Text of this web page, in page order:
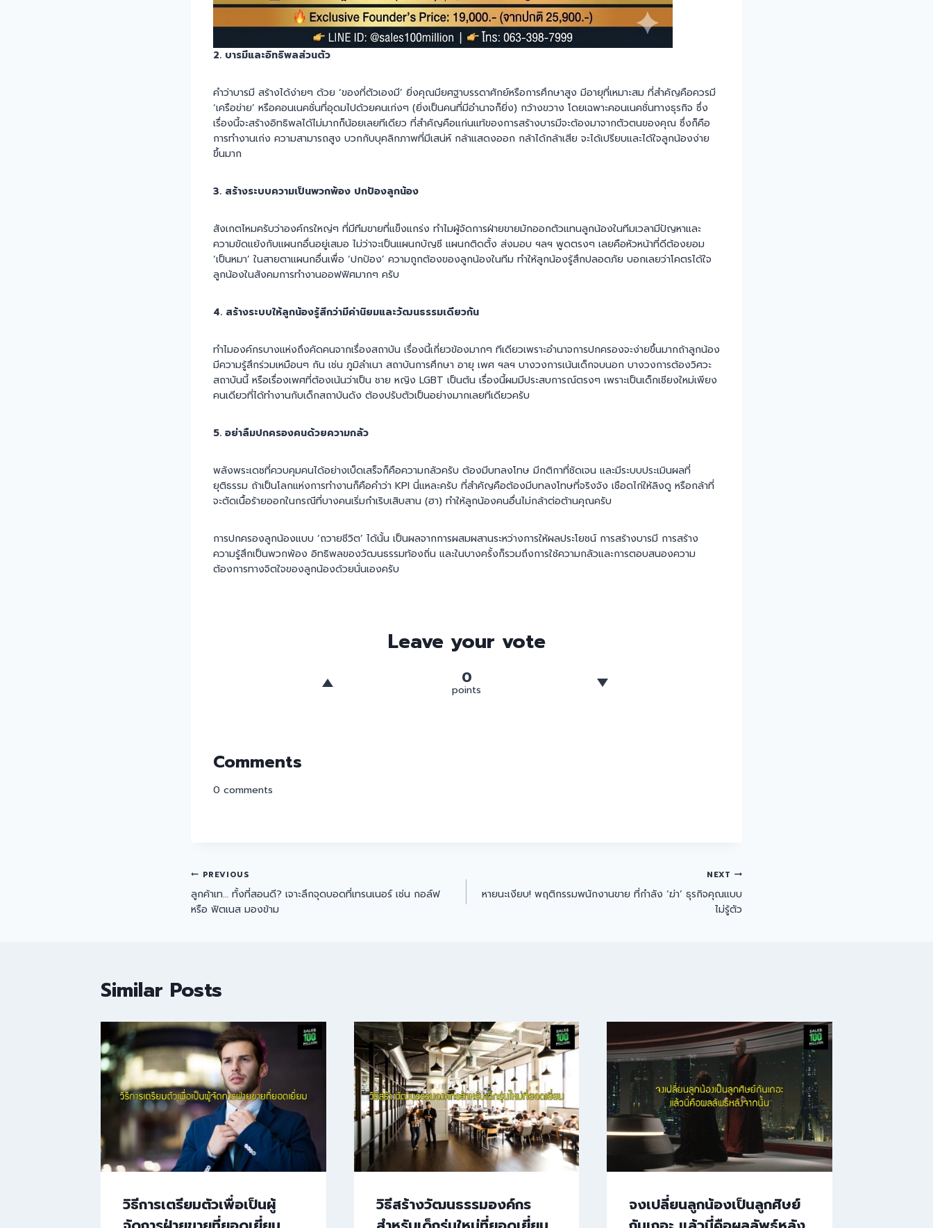
2. บารมีและอิทธิพลส่วนตัว
คำว่าบารมี สร้างได้ง่ายๆ ด้วย ‘ของที่ตัวเองมี’ ยิ่งคุณมียศฐาบรรดาศักย์หรือการศึกษาสูง มีอายุที่เหมาะสม ที่สำคัญคือควรมี
‘เครือข่าย’ หรือคอนเนคชั่นที่อุดมไปด้วยคนเก่งๆ (ยิ่งเป็นคนที่มีอำนาจก็ยิ่ง) กว้างขวาง โดยเฉพาะคอนเนคชั่นทางธุรกิจ ซึ่ง
เรื่องนี้จะสร้างอิทธิพลได้ไม่มากก็น้อยเลยทีเดียว ที่สำคัญคือแก่นแท้ของการสร้างบารมีจะต้องมาจากตัวตนของคุณ ซึ่งก็คือ
การทำงานเก่ง ความสามารถสูง บวกกับบุคลิกภาพที่มีเสน่ห์ กล้าแสดงออก กล้าได้กล้าเสีย จะได้เปรียบและได้ใจลูกน้องง่าย
ขึ้นมาก
3. สร้างระบบความเป็นพวกพ้อง ปกป้องลูกน้อง
สังเกตไหมครับว่าองค์กรใหญ่ๆ ที่มีทีมขายที่แข็งแกร่ง ทำไมผู้จัดการฝ่ายขายมักออกตัวแทนลูกน้องในทีมเวลามีปัญหาและ
ความขัดแย้งกับแผนกอื่นอยู่เสมอ ไม่ว่าจะเป็นแผนกบัญชี แผนกติดตั้ง ส่งมอบ ฯลฯ พูดตรงๆ เลยคือหัวหน้าที่ดีต้องยอม
‘เป็นหมา’ ในสายตาแผนกอื่นเพื่อ ‘ปกป้อง’ ความถูกต้องของลูกน้องในทีม ทำให้ลูกน้องรู้สึกปลอดภัย บอกเลยว่าโคตรได้ใจ
ลูกน้องในสังคมการทำงานออฟฟิศมากๆ ครับ
4. สร้างระบบให้ลูกน้องรู้สึกว่ามีค่านิยมและวัฒนธรรมเดียวกัน
ทำไมองค์กรบางแห่งถึงคัดคนจากเรื่องสถาบัน เรื่องนี้เกี่ยวข้องมากๆ ทีเดียวเพราะอำนาจการปกครองจะง่ายขึ้นมากถ้าลูกน้อง
มีความรู้สึกร่วมเหมือนๆ กัน เช่น ภูมิลำเนา สถาบันการศึกษา อายุ เพศ ฯลฯ บางวงการเน้นเด็กจบนอก บางวงการต้องวิศวะ
สถาบันนี้ หรือเรื่องเพศที่ต้องเน้นว่าเป็น ชาย หญิง LGBT เป็นต้น เรื่องนี้ผมมีประสบการณ์ตรงๆ เพราะเป็นเด็กเชียงใหม่เพียง
คนเดียวที่ได้ทำงานกับเด็กสถาบันดัง ต้องปรับตัวเป็นอย่างมากเลยทีเดียวครับ
5. อย่าลืมปกครองคนด้วยความกลัว
พลังพระเดชที่ควบคุมคนได้อย่างเบ็ดเสร็จก็คือความกลัวครับ ต้องมีบทลงโทษ มีกติกาที่ชัดเจน และมีระบบประเมินผลที่
ยุติธรรม ถ้าเป็นโลกแห่งการทำงานก็คือคำว่า KPI นี่แหละครับ ที่สำคัญคือต้องมีบทลงโทษที่จริงจัง เชือดไก่ให้ลิงดู หรือกล้าที่
จะตัดเนื้อร้ายออกในกรณีที่บางคนเริ่มกำเริบเสิบสาน (ฮา) ทำให้ลูกน้องคนอื่นไม่กล้าต่อต้านคุณครับ
การปกครองลูกน้องแบบ ‘ถวายชีวิต’ ได้นั้น เป็นผลจากการผสมผสานระหว่างการให้ผลประโยชน์ การสร้างบารมี การสร้าง
ความรู้สึกเป็นพวกพ้อง อิทธิพลของวัฒนธรรมท้องถิ่น และในบางครั้งก็รวมถึงการใช้ความกลัวและการตอบสนองความ
ต้องการทางจิตใจของลูกน้องด้วยนั่นเองครับ
Leave your vote
0
points
Comments
0 comments
PREVIOUS
ลูกค้าเท… ทั้งที่สอนดี? เจาะลึกจุดบอดที่เทรนเนอร์ เช่น กอล์ฟ
หรือ ฟิตเนส มองข้าม
NEXT
หายนะเงียบ! พฤติกรรมพนักงานขาย ที่กำลัง ‘ฆ่า’ ธุรกิจคุณแบบ
ไม่รู้ตัว
Similar Posts
วิธีการเตรียมตัวเพื่อเป็นผู้
วิธีสร้างวัฒนธรรมองค์กร
จงเปลี่ยนลูกน้องเป็นลูกศิษย์